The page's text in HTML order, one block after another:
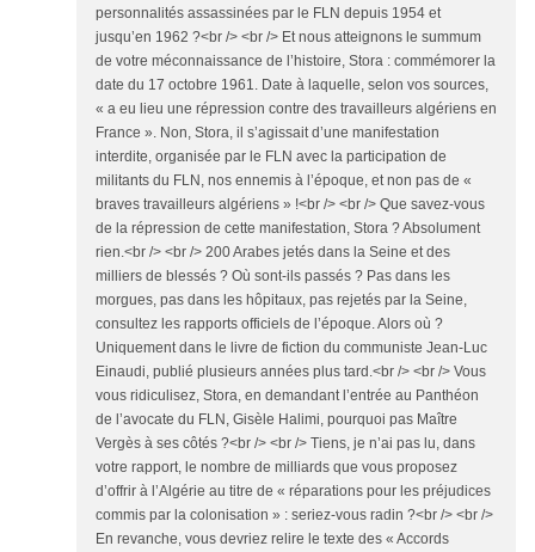
personnalités assassinées par le FLN depuis 1954 et
jusqu’en 1962 ?<br /> <br /> Et nous atteignons le summum
de votre méconnaissance de l’histoire, Stora : commémorer la
date du 17 octobre 1961. Date à laquelle, selon vos sources,
« a eu lieu une répression contre des travailleurs algériens en
France ». Non, Stora, il s’agissait d’une manifestation
interdite, organisée par le FLN avec la participation de
militants du FLN, nos ennemis à l’époque, et non pas de «
braves travailleurs algériens » !<br /> <br /> Que savez-vous
de la répression de cette manifestation, Stora ? Absolument
rien.<br /> <br /> 200 Arabes jetés dans la Seine et des
milliers de blessés ? Où sont-ils passés ? Pas dans les
morgues, pas dans les hôpitaux, pas rejetés par la Seine,
consultez les rapports officiels de l’époque. Alors où ?
Uniquement dans le livre de fiction du communiste Jean-Luc
Einaudi, publié plusieurs années plus tard.<br /> <br /> Vous
vous ridiculisez, Stora, en demandant l’entrée au Panthéon
de l’avocate du FLN, Gisèle Halimi, pourquoi pas Maître
Vergès à ses côtés ?<br /> <br /> Tiens, je n’ai pas lu, dans
votre rapport, le nombre de milliards que vous proposez
d’offrir à l’Algérie au titre de « réparations pour les préjudices
commis par la colonisation » : seriez-vous radin ?<br /> <br />
En revanche, vous devriez relire le texte des « Accords